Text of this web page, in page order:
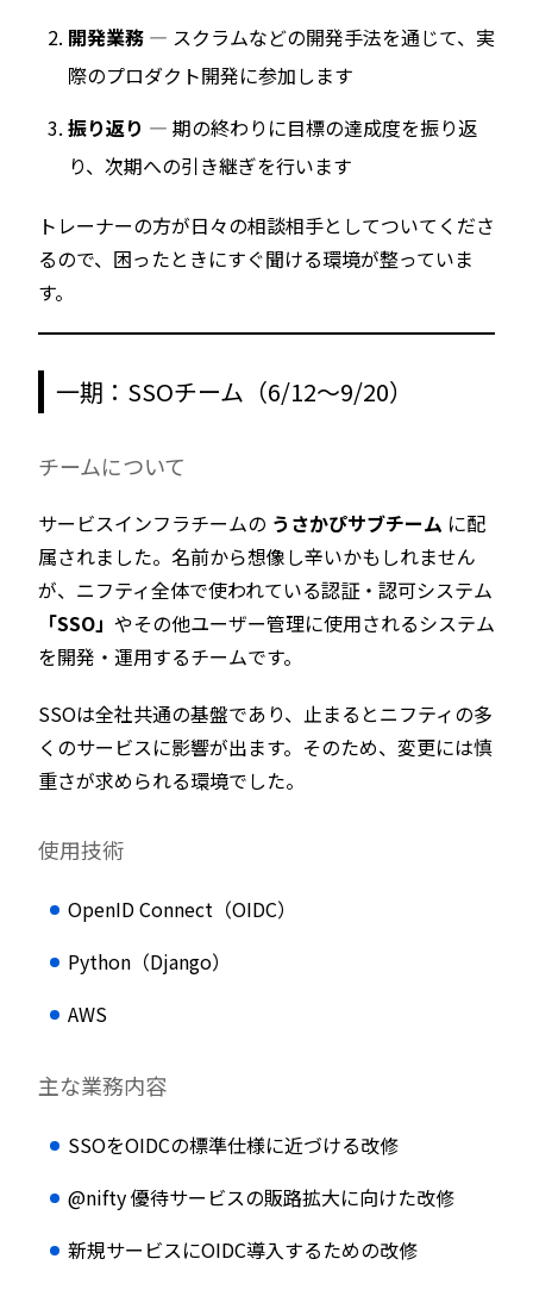
開発業務 — スクラムなどの開発手法を通じて、実
際のプロダクト開発に参加します
振り返り — 期の終わりに目標の達成度を振り返
り、次期への引き継ぎを行います
トレーナーの方が日々の相談相手としてついてくださ
るので、困ったときにすぐ聞ける環境が整っていま
す。
一期：SSOチーム（6/12〜9/20）
チームについて
サービスインフラチームの うさかぴサブチーム に配
属されました。名前から想像し辛いかもしれません
が、ニフティ全体で使われている認証・認可システム
「SSO」 やその他ユーザー管理に使用されるシステム
を開発・運用するチームです。
SSOは全社共通の基盤であり、止まるとニフティの多
くのサービスに影響が出ます。そのため、変更には慎
重さが求められる環境でした。
使用技術
OpenID Connect（OIDC）
Python（Django）
AWS
主な業務内容
SSOをOIDCの標準仕様に近づける改修
@nifty 優待サービスの販路拡大に向けた改修
新規サービスにOIDC導入するための改修